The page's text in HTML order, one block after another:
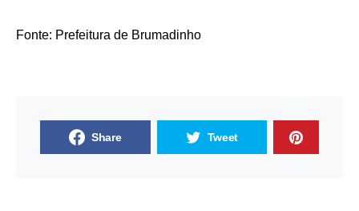
Fonte: Prefeitura de Brumadinho
Share Tweet